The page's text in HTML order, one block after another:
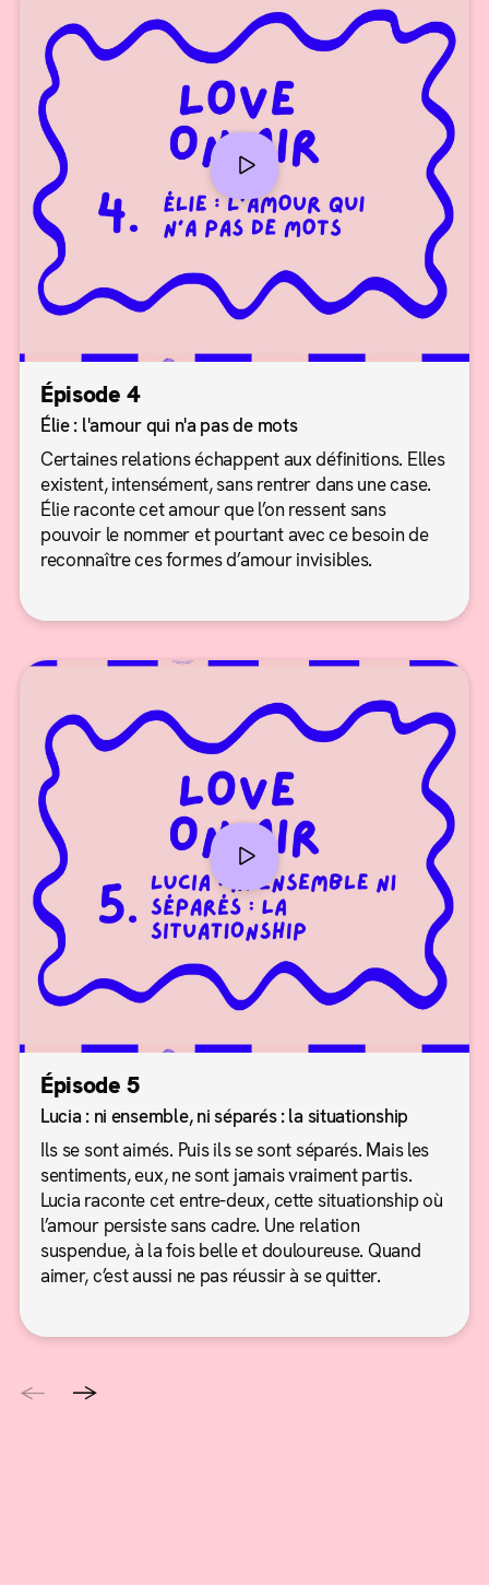
Épisode 4
Élie : l'amour qui n'a pas de mots
Certaines relations échappent aux définitions. Elles
existent, intensément, sans rentrer dans une case.
Élie raconte cet amour que l’on ressent sans
pouvoir le nommer et pourtant avec ce besoin de
reconnaître ces formes d’amour invisibles.
Épisode 5
Lucia : ni ensemble, ni séparés : la situationship
Ils se sont aimés. Puis ils se sont séparés. Mais les
sentiments, eux, ne sont jamais vraiment partis.
Lucia raconte cet entre-deux, cette situationship où
l’amour persiste sans cadre. Une relation
suspendue, à la fois belle et douloureuse. Quand
aimer, c’est aussi ne pas réussir à se quitter.
← →